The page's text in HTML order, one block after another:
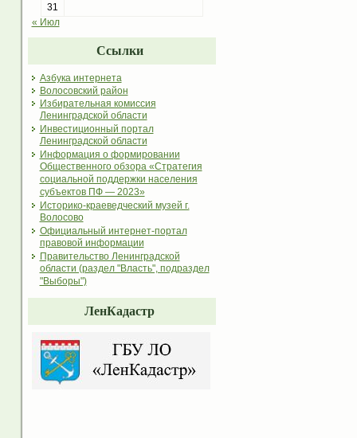
31
« Июл
Ссылки
Азбука интернета
Волосовский район
Избирательная комиссия
Ленинградской области
Инвестиционный портал
Ленинградской области
Информация о формировании
Общественного обзора «Стратегия
социальной поддержки населения
субъектов ПФ — 2023»
Историко-краеведческий музей г.
Волосово
Официальный интернет-портал
правовой информации
Правительство Ленинградской
области (раздел "Власть", подраздел
"Выборы")
ЛенКадастр